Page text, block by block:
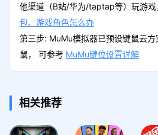
他渠道（B站/华为/taptap等）玩游戏
包、游戏角色怎么办
第三步: MuMu模拟器已预设键鼠云
鼠， 可参考 MuMu键位设置详解
相关推荐